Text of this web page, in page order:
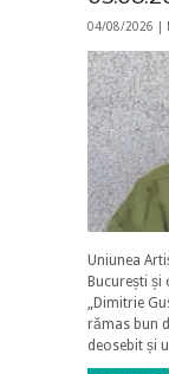
04/08/2026 |
Uniunea
București și
„Dimitrie
rămas bun
deosebit și